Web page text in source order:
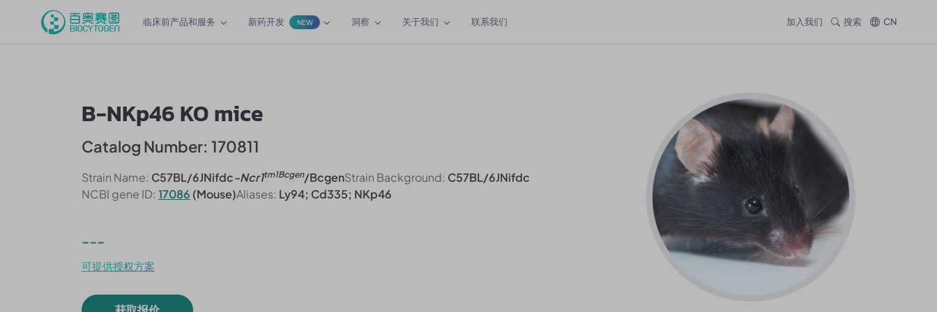
临床前产品和服务 新药开发 NEW 洞察 关于我们 联系我们 加入我们 搜索 CN
B-NKp46 KO mice
Catalog Number: 170811
Strain Name: C57BL/6JNifdc-Ncr1tm1Bcgen/BcgenStrain Background: C57BL/6JNifdc
NCBI gene ID: 17086 (Mouse)Aliases: Ly94; Cd335; NKp46
---
可提供授权方案